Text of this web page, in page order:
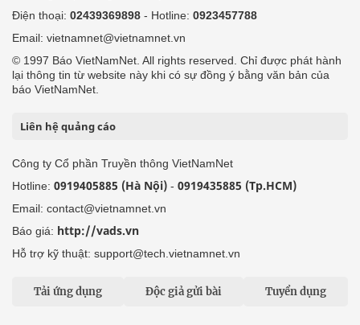
Điện thoại: 02439369898 - Hotline: 0923457788
Email: vietnamnet@vietnamnet.vn
© 1997 Báo VietNamNet. All rights reserved. Chỉ được phát hành
lại thông tin từ website này khi có sự đồng ý bằng văn bản của
báo VietNamNet.
Liên hệ quảng cáo
Công ty Cổ phần Truyền thông VietNamNet
Hotline: 0919405885 (Hà Nội) - 0919435885 (Tp.HCM)
Email: contact@vietnamnet.vn
Báo giá: http://vads.vn
Hỗ trợ kỹ thuật: support@tech.vietnamnet.vn
Tải ứng dụng Độc giả gửi bài Tuyển dụng